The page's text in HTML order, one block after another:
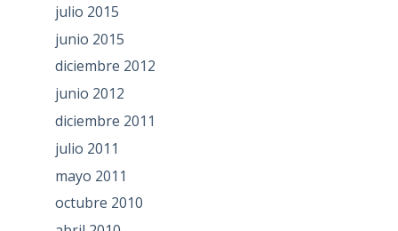
julio 2015
junio 2015
diciembre 2012
junio 2012
diciembre 2011
julio 2011
mayo 2011
octubre 2010